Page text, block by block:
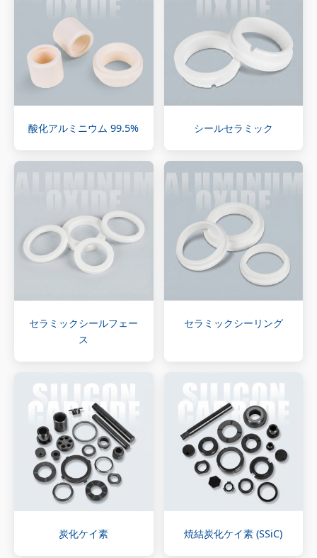
酸化アルミニウム 99.5% シールセラミック
セラミックシールフェー
ス
セラミックシーリング
炭化ケイ素 焼結炭化ケイ素 (SSiC)